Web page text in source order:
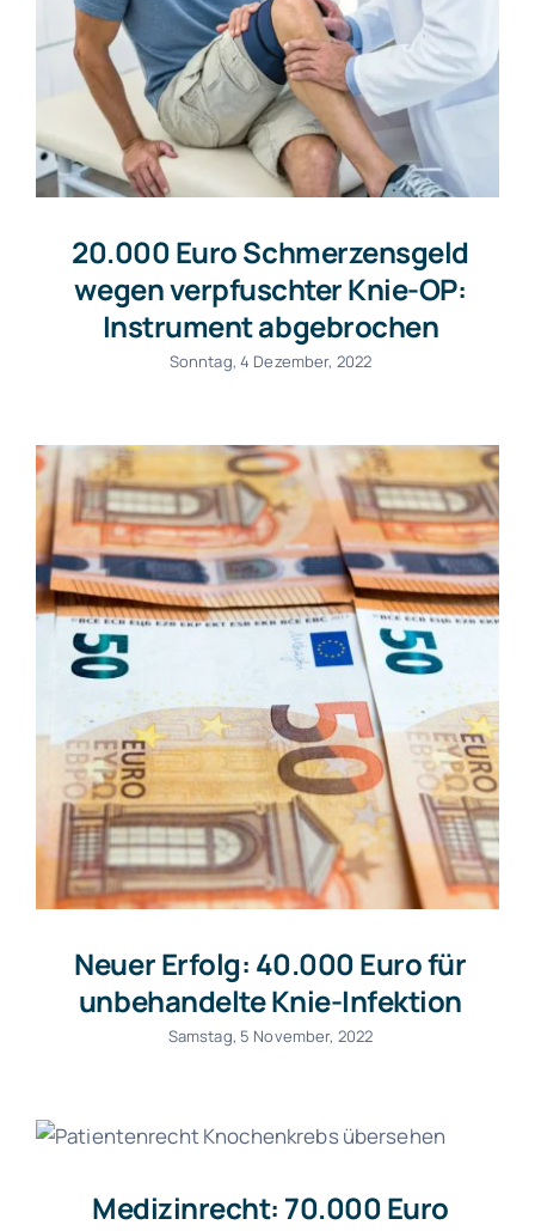
20.000 Euro Schmerzensgeld
wegen verpfuschter Knie-OP:
Instrument abgebrochen
Sonntag, 4 Dezember, 2022
Neuer Erfolg: 40.000 Euro für
unbehandelte Knie-Infektion
Samstag, 5 November, 2022
Medizinrecht: 70.000 Euro